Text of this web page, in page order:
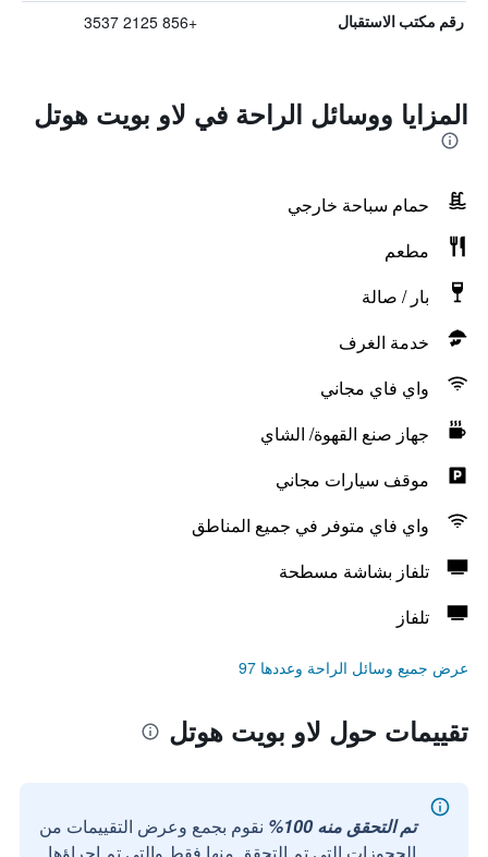
رقم مكتب الاستقبال +856 2125 3537
المزايا ووسائل الراحة في لاو بويت هوتل
حمام سباحة خارجي
مطعم
بار / صالة
خدمة الغرف
واي فاي مجاني
جهاز صنع القهوة/ الشاي
موقف سيارات مجاني
واي فاي متوفر في جميع المناطق
تلفاز بشاشة مسطحة
تلفاز
عرض جميع وسائل الراحة وعددها 97
تقييمات حول لاو بويت هوتل
تم التحقق منه 100%
نقوم بجمع وعرض التقييمات من